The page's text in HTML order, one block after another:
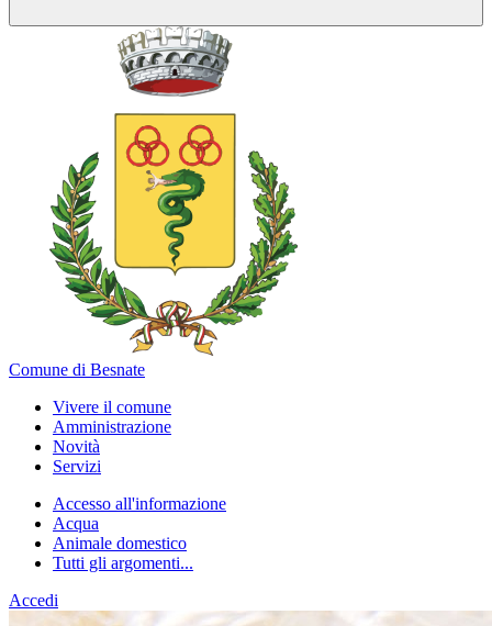
Comune di Besnate
Vivere il comune
Amministrazione
Novità
Servizi
Accesso all'informazione
Acqua
Animale domestico
Tutti gli argomenti...
Accedi